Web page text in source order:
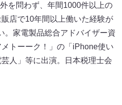
を問わず、年間1000件以上の
店で10年間以上働いた経験が
。家電製品総合アドバイザー資
トーーク！」の「iPhone使い
人」等に出演。日本税理士会